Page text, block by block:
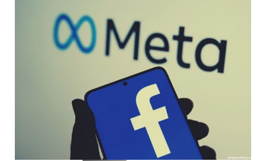
pour les contenus partagés sur leurs plateformes.